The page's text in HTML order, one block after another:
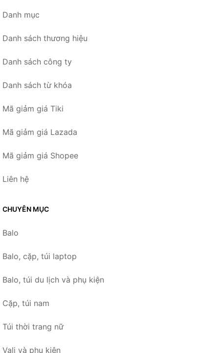
Danh mục
Danh sách thương hiệu
Danh sách công ty
Danh sách từ khóa
Mã giảm giá Tiki
Mã giảm giá Lazada
Mã giảm giá Shopee
Liên hệ
CHUYÊN MỤC
Balo
Balo, cặp, túi laptop
Balo, túi du lịch và phụ kiện
Cặp, túi nam
Túi thời trang nữ
Vali và phụ kiện